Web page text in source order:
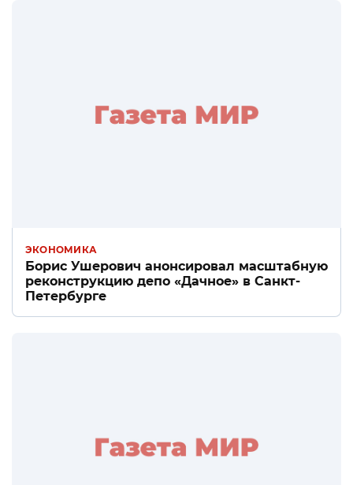
ЭКОНОМИКА
Борис Ушерович анонсировал масштабную
реконструкцию депо «Дачное» в Санкт-
Петербурге